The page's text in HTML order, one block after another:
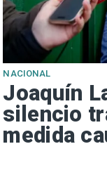
NACIONAL
Joaquín
silencio
medida